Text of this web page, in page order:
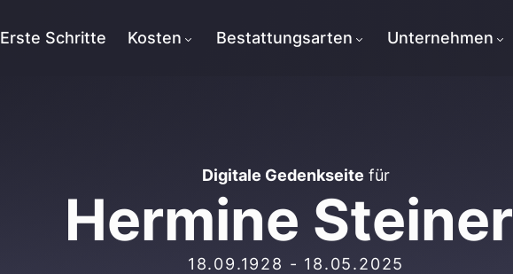
Erste Schritte Kosten Bestattungsarten Unternehmen
Digitale Gedenkseite für
Hermine Steiner
18.09.1928 - 18.05.2025